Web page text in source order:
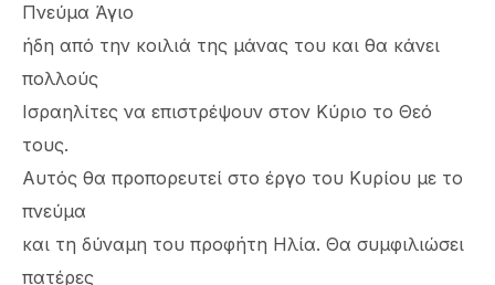
Πνεύμα Άγιο
ήδη από την κοιλιά της μάνας του και θα κάνει
πολλούς
Ισραηλίτες να επιστρέψουν στον Κύριο το Θεό
τους.
Αυτός θα προπορευτεί στο έργο του Κυρίου με το
πνεύμα
και τη δύναμη του προφήτη Ηλία. Θα συμφιλιώσει
πατέρες